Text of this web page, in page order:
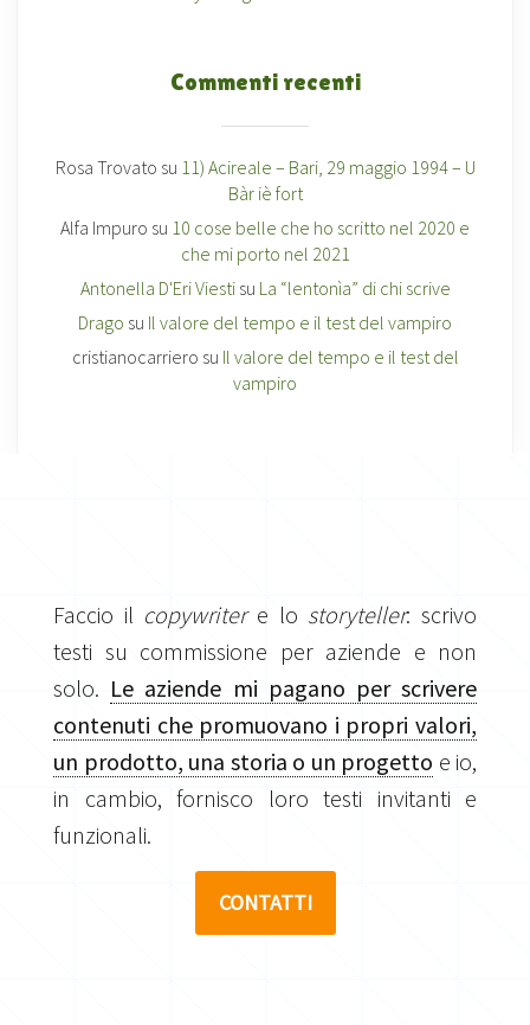
Commenti recenti
Rosa Trovato su 11) Acireale – Bari, 29 maggio 1994 – U
Bàr iè fort
Alfa Impuro su 10 cose belle che ho scritto nel 2020 e
che mi porto nel 2021
Antonella D'Eri Viestisu La “lentonìa” di chi scrive
Drago su Il valore del tempo e il test del vampiro
cristianocarriero su Il valore del tempo e il test del
vampiro
Faccio il copywritere lo storyteller: scrivo
testi su commissione per aziende e non
solo. Le aziende mi pagano per scrivere
contenuti che promuovano i propri valori,
un prodotto, una storia o un progetto e io,
in cambio, fornisco loro testi invitanti e
funzionali.
CONTATTI